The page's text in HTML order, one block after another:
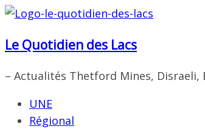
Passer
contenu
Le Quotidien des Lacs
– Actualités Thetford Mines, Disraeli,
UNE
Régional